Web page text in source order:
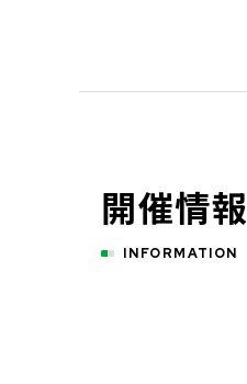
開催情報
INFORMATION